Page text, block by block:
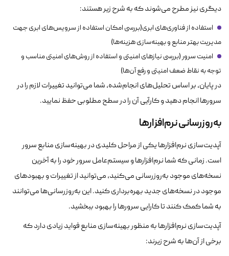
دیگری نیز مطرح می‌شوند که به شرح زیر هستند:
استفاده از فناوری‌های ابری(بررسی امکان استفاده از سرویس‌های ابری جهت
مدیریت بهتر منابع و بهینه‌سازی هزینه‌ها)
امنیت سرور (بررسی نیازهای امنیتی و استفاده از روش‌های امنیتی مناسب و
توجه به نقاط ضعف امنیتی و رفع آن‌ها)
در پایان، بر اساس تحلیل‌های انجام‌شده، شما می‌توانید تغییرات لازم را در
سرورها انجام دهید و کارآیی آن را در سطح مطلوبی حفظ نمایید.
به‌روزرسانی نرم‌افزارها
آپدیت‌سازی نرم‌افزارها یکی از مراحل کلیدی در بهینه‌سازی منابع سرور
است. زمانی که شما نرم‌افزارها و سیستم‌عامل سرور خود را به آخرین
نسخه‌های موجود به‌روزرسانی می‌کنید، می‌توانید از تغییرات و بهبودهای
موجود در نسخه‌های جدید بهره‌برداری کنید. این به‌روزرسانی‌ها می‌توانند
به شما کمک کنند تا کارایی سرورها را بهبود ببخشید.
آپدیت‌سازی نرم‌افزارها به منظور بهینه‌سازی منابع فواید زیادی دارد که
برخی از آن‌ها به شرح زیرند: